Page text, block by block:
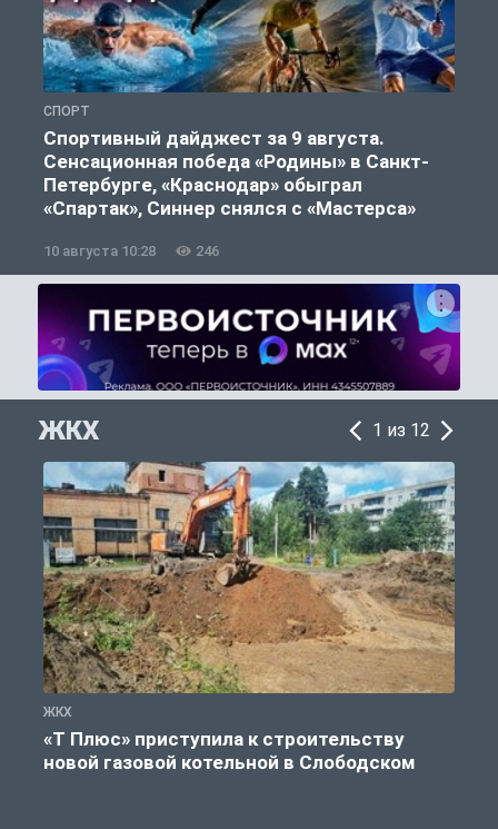
СПОРТ
Спортивный дайджест за 9 августа.
Сенсационная победа «Родины» в Санкт-
Петербурге, «Краснодар» обыграл
«Спартак», Синнер снялся с «Мастерса»
10 августа 10:28 246
ЖКХ 1 из 12
ЖКХ
«Т Плюс» приступила к строительству
новой газовой котельной в Слободском